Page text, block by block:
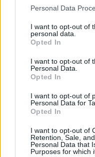
Please note that this
not limited to your visit
grant or deny consent
use your data for below
consent section.
Personal Data
I want to opt-out of
personal data.
Opted In
I want to opt-out of
Personal Data.
Opted In
I want to opt-out of
Personal Data for
Opted In
I want to opt-out of
Retention, Sale,
Personal Data that
Purposes for which
– Jeg er godt
– Det var min debut,
På 23.plass finner vi
– Usch, det var
Ivers tid, sier
Resultatene finner